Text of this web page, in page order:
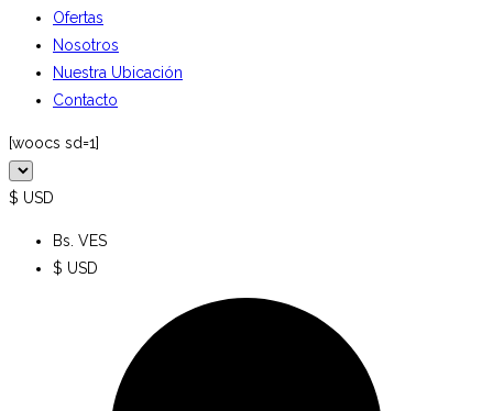
Ofertas
Nosotros
Nuestra Ubicación
Contacto
[woocs sd=1]
$ USD
Bs. VES
$ USD